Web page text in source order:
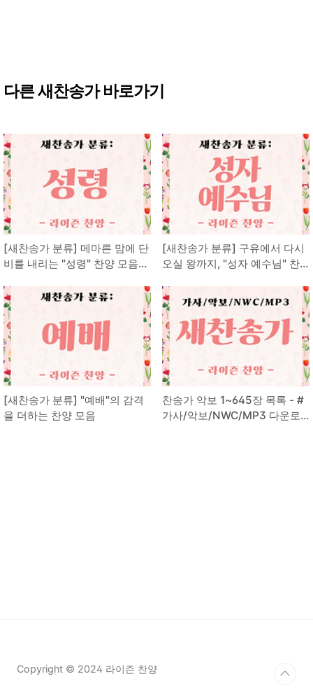
다른 새찬송가 바로가기
[새찬송가 분류] 메마른 맘에 단
비를 내리는 "성령" 찬양 모음
[새찬송가 분류] 구유에서 다시
오실 왕까지, "성자 예수님" 찬
[새찬송가 분류] "예배"의 감격
을 더하는 찬양 모음
찬송가 악보 1~645장 목록 - #
가사/악보/NWC/MP3 다운로
Copyright © 2024 라이즌 찬양